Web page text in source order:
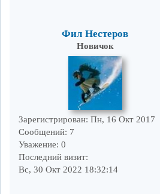
Фил Нестеров
Новичок
Зарегистрирован: Пн, 16 Окт 2017
Сообщений: 7
Уважение: 0
Последний визит:
Вс, 30 Окт 2022 18:32:14